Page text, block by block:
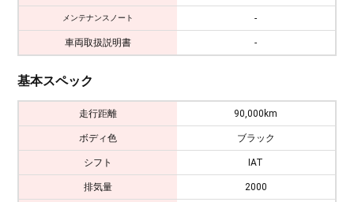
メンテナンスノート -
車両取扱説明書 -
基本スペック
走行距離 90,000km
ボディ色 ブラック
シフト IAT
排気量 2000